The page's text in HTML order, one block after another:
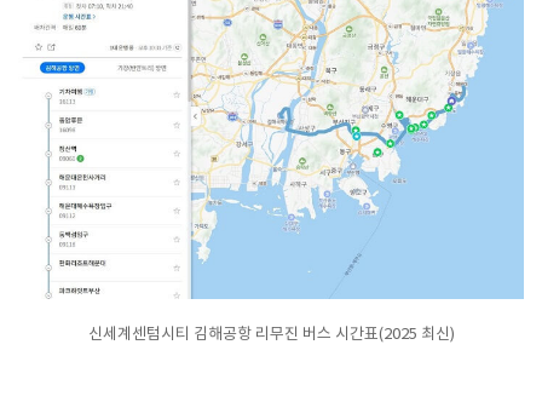
신세계센텀시티 김해공항 리무진 버스 시간표(2025 최신)